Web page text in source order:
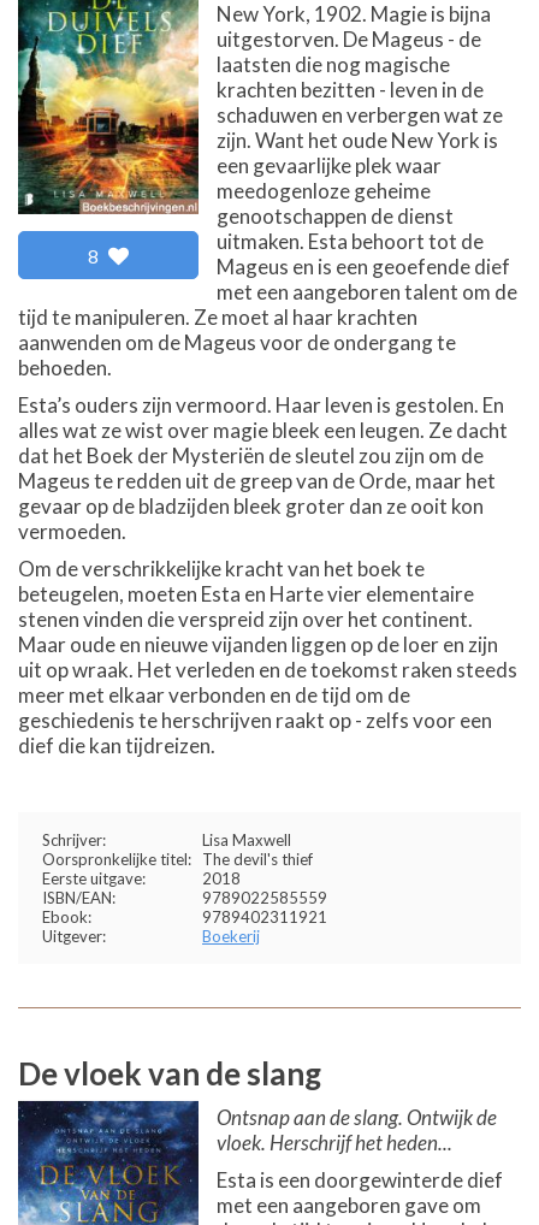
8
New York, 1902. Magie is bijna
uitgestorven. De Mageus - de
laatsten die nog magische
krachten bezitten - leven in de
schaduwen en verbergen wat ze
zijn. Want het oude New York is
een gevaarlijke plek waar
meedogenloze geheime
genootschappen de dienst
uitmaken. Esta behoort tot de
Mageus en is een geoefende dief
met een aangeboren talent om de
tijd te manipuleren. Ze moet al haar krachten
aanwenden om de Mageus voor de ondergang te
behoeden.
Esta’s ouders zijn vermoord. Haar leven is gestolen. En
alles wat ze wist over magie bleek een leugen. Ze dacht
dat het Boek der Mysteriën de sleutel zou zijn om de
Mageus te redden uit de greep van de Orde, maar het
gevaar op de bladzijden bleek groter dan ze ooit kon
vermoeden.
Om de verschrikkelijke kracht van het boek te
beteugelen, moeten Esta en Harte vier elementaire
stenen vinden die verspreid zijn over het continent.
Maar oude en nieuwe vijanden liggen op de loer en zijn
uit op wraak. Het verleden en de toekomst raken steeds
meer met elkaar verbonden en de tijd om de
geschiedenis te herschrijven raakt op - zelfs voor een
dief die kan tijdreizen.
Schrijver:
Lisa Maxwell
Oorspronkelijke titel:
The devil's thief
Eerste uitgave:
2018
ISBN/EAN:
9789022585559
Ebook:
9789402311921
Uitgever:
Boekerij
De vloek van de slang
Ontsnap aan de slang. Ontwijk de
vloek. Herschrijf het heden...
Esta is een doorgewinterde dief
met een aangeboren gave om